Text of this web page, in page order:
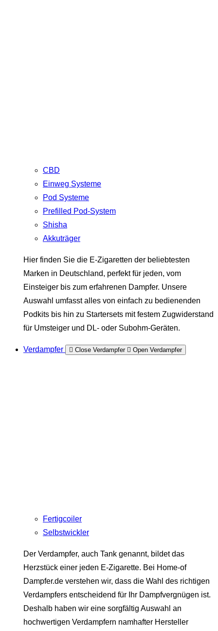
CBD
Einweg Systeme
Pod Systeme
Prefilled Pod-System
Shisha
Akkuträger
Hier finden Sie die E-Zigaretten der beliebtesten
Marken in Deutschland, perfekt für jeden, vom
Einsteiger bis zum erfahrenen Dampfer. Unsere
Auswahl umfasst alles von einfach zu bedienenden
Podkits bis hin zu Startersets mit festem Zugwiderstand
für Umsteiger und DL- oder Subohm-Geräten.
Verdampfer Close Verdampfer Open Verdampfer
Fertigcoiler
Selbstwickler
Der Verdampfer, auch Tank genannt, bildet das
Herzstück einer jeden E-Zigarette. Bei Home-of
Dampfer.de verstehen wir, dass die Wahl des richtigen
Verdampfers entscheidend für Ihr Dampfvergnügen ist.
Deshalb haben wir eine sorgfältig Auswahl an
hochwertigen Verdampfern namhafter Hersteller